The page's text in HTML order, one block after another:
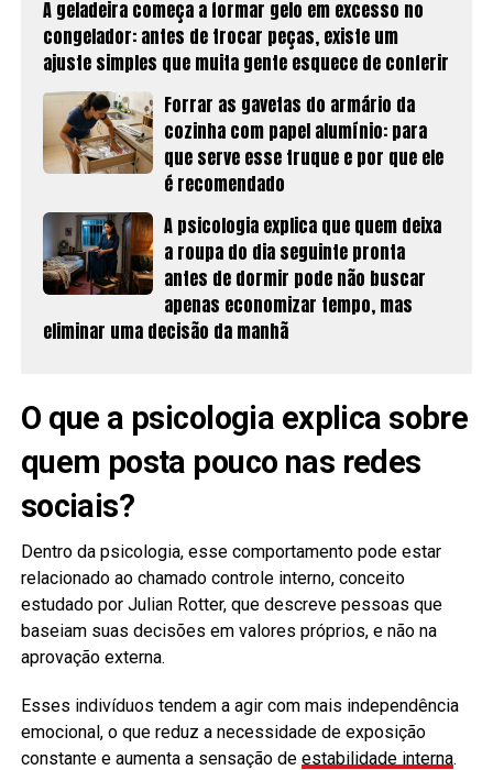
A geladeira começa a formar gelo em excesso no
congelador: antes de trocar peças, existe um
ajuste simples que muita gente esquece de conferir
Forrar as gavetas do armário da
cozinha com papel alumínio: para
que serve esse truque e por que ele
é recomendado
A psicologia explica que quem deixa
a roupa do dia seguinte pronta
antes de dormir pode não buscar
apenas economizar tempo, mas
eliminar uma decisão da manhã
O que a psicologia explica sobre
quem posta pouco nas redes
sociais?
Dentro da psicologia, esse comportamento pode estar
relacionado ao chamado controle interno, conceito
estudado por Julian Rotter, que descreve pessoas que
baseiam suas decisões em valores próprios, e não na
aprovação externa.
Esses indivíduos tendem a agir com mais independência
emocional, o que reduz a necessidade de exposição
constante e aumenta a sensação de estabilidade interna.